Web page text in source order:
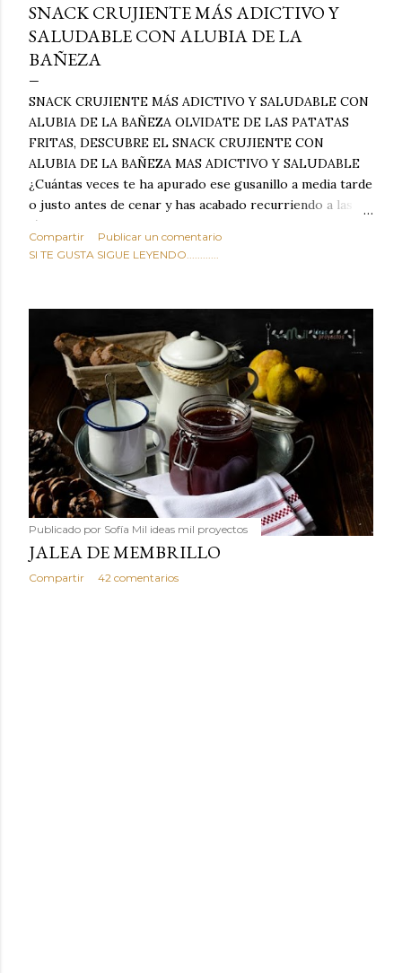
SNACK CRUJIENTE MÁS ADICTIVO Y
SALUDABLE CON ALUBIA DE LA
BAÑEZA
SNACK CRUJIENTE MÁS ADICTIVO Y SALUDABLE CON
ALUBIA DE LA BAÑEZA OLVIDATE DE LAS PATATAS
FRITAS, DESCUBRE EL SNACK CRUJIENTE CON
ALUBIA DE LA BAÑEZA MAS ADICTIVO Y SALUDABLE
¿Cuántas veces te ha apurado ese gusanillo a media tarde
o justo antes de cenar y has acabado recurriendo a las
típicas patatas de bolsa, frutos secos fritos o snacks
ultraprocesados llenos de grasas saturadas y sodio?
sabroso, con ese toque tostado y crujiente que tanto nos
satisface. Estas alubias crujientes al horno van a cambiar
por completo tu forma de ver las legumbres. Olvídate de
asociar las alubias únicamente a los guisos tradicionales y
copiosos de invierno. Con esta receta simple pero
revolucionaria, transformaremos un ingrediente tan
humilde como la alubia de La Bañeza en un snack ligero,
dorado, cargado de proteína y 100% natural. Es el
sustituto perfecto a los frutos se...
Compartir
Publicar un comentario
SI TE GUSTA SIGUE LEYENDO............
Publicado por Sofía Mil ideas mil proyectos
JALEA DE MEMBRILLO
Compartir 42 comentarios